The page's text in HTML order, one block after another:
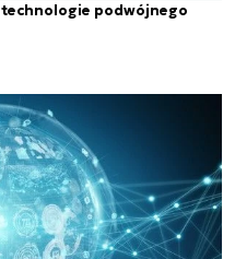
technologie podwójnego